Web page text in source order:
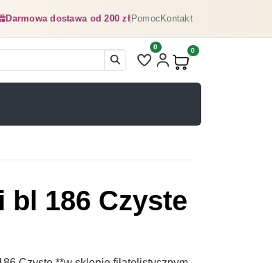
Darmowa dostawa od 200 złPomocKontakt
Liczba pozycji na liście
0
Produkty w koszyku:
0
bl 186 Czyste